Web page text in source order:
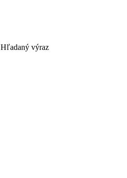
Hľadaný výraz